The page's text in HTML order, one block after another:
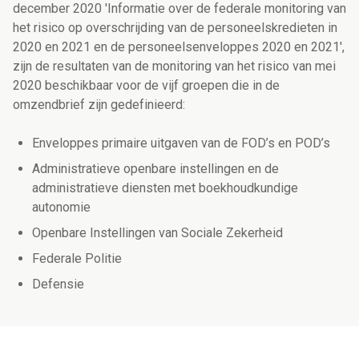
december 2020 'Informatie over de federale monitoring van
het risico op overschrijding van de personeelskredieten in
2020 en 2021 en de personeelsenveloppes 2020 en 2021',
zijn de resultaten van de monitoring van het risico van mei
2020 beschikbaar voor de vijf groepen die in de
omzendbrief zijn gedefinieerd:
Enveloppes primaire uitgaven van de FOD’s en POD’s
Administratieve openbare instellingen en de
administratieve diensten met boekhoudkundige
autonomie
Openbare Instellingen van Sociale Zekerheid
Federale Politie
Defensie